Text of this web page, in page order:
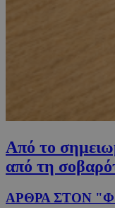
Από το
από τη
ΑΡΘΡΑ ΣΤΟΝ